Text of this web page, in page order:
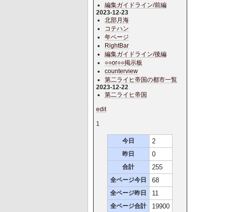
編集ガイドライン/前編
2023-12-23
北部月海
コテハン
年ページ
RightBar
編集ガイドライン/後編
○○or○○掲示板
counterview
第二ライヒ帝国の都市一覧
2023-12-22
第二ライヒ帝国
edit
1
今日 2
昨日 0
合計 255
全ページ今日 68
全ページ昨日 11
全ページ合計 19900